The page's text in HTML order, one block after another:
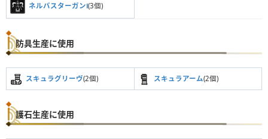
ネルバスターガンⅠ(3個)
防具生産に使用
スキュラグリーヴ(2個) スキュラアーム(2個)
護石生産に使用